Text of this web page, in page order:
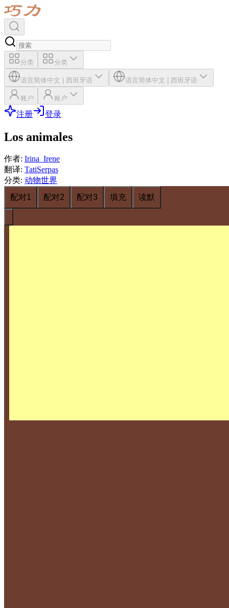
分类 分类
语言简体中文 | 西班牙语 语言简体中文 | 西班牙语
账户 账户
注册 登录
Los animales
作者: Irina_Irene
翻译: TatiSerpas
分类: 动物世界
配对1
配对2 配对3 填充 读默